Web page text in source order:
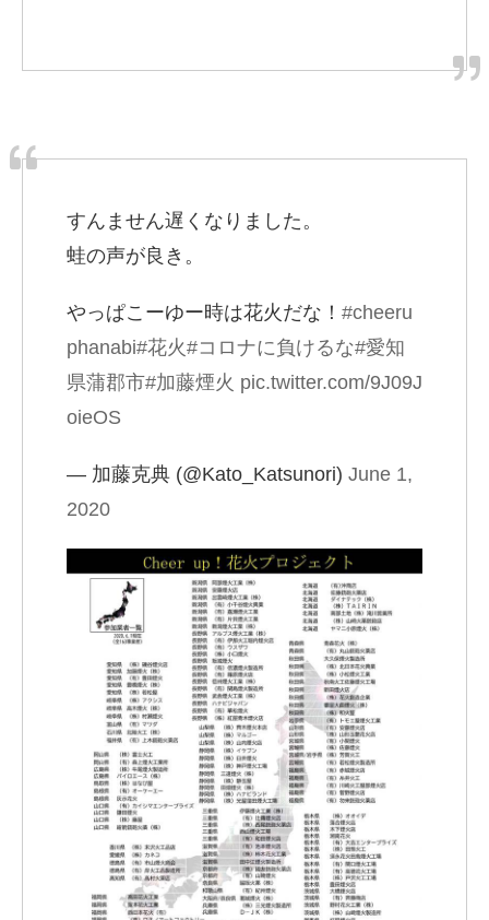
すんません遅くなりました。
蛙の声が良き。
やっぱこーゆー時は花火だな！ #cheeru
phanabi#花火#コロナに負けるな#愛知
県蒲郡市#加藤煙火 pic.twitter.com/9J09J
oieOS
— 加藤克典 (@Kato_Katsunori) June 1,
2020